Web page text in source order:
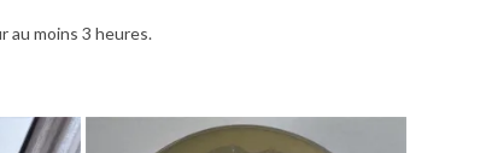
au moins 3 heures.